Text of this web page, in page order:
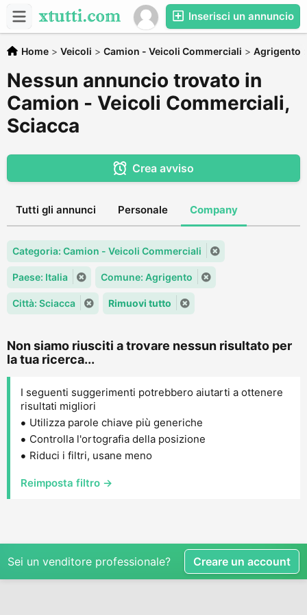
Inserisci un annuncio
Home > Veicoli > Camion - Veicoli Commerciali > Agrigento
Nessun annuncio trovato in
Camion - Veicoli Commerciali,
Sciacca
Crea avviso
Tutti gli annunci Personale Company
Categoria: Camion - Veicoli Commerciali
Paese: Italia Comune: Agrigento
Città: Sciacca Rimuovi tutto
Non siamo riusciti a trovare nessun risultato per
la tua ricerca...
I seguenti suggerimenti potrebbero aiutarti a ottenere
risultati migliori
Utilizza parole chiave più generiche
Controlla l'ortografia della posizione
Riduci i filtri, usane meno
Reimposta filtro →
Sei un venditore professionale? Creare un account